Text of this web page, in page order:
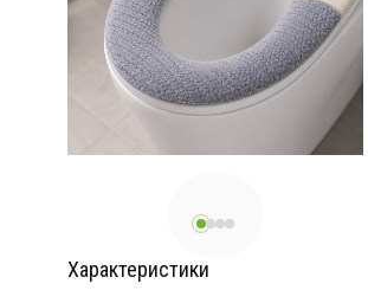
Характеристики